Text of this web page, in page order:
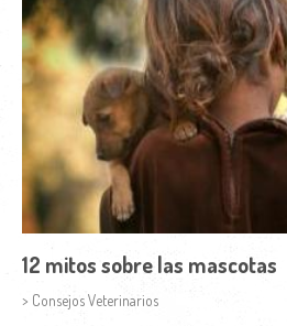
12 mitos sobre las mascotas
> Consejos Veterinarios